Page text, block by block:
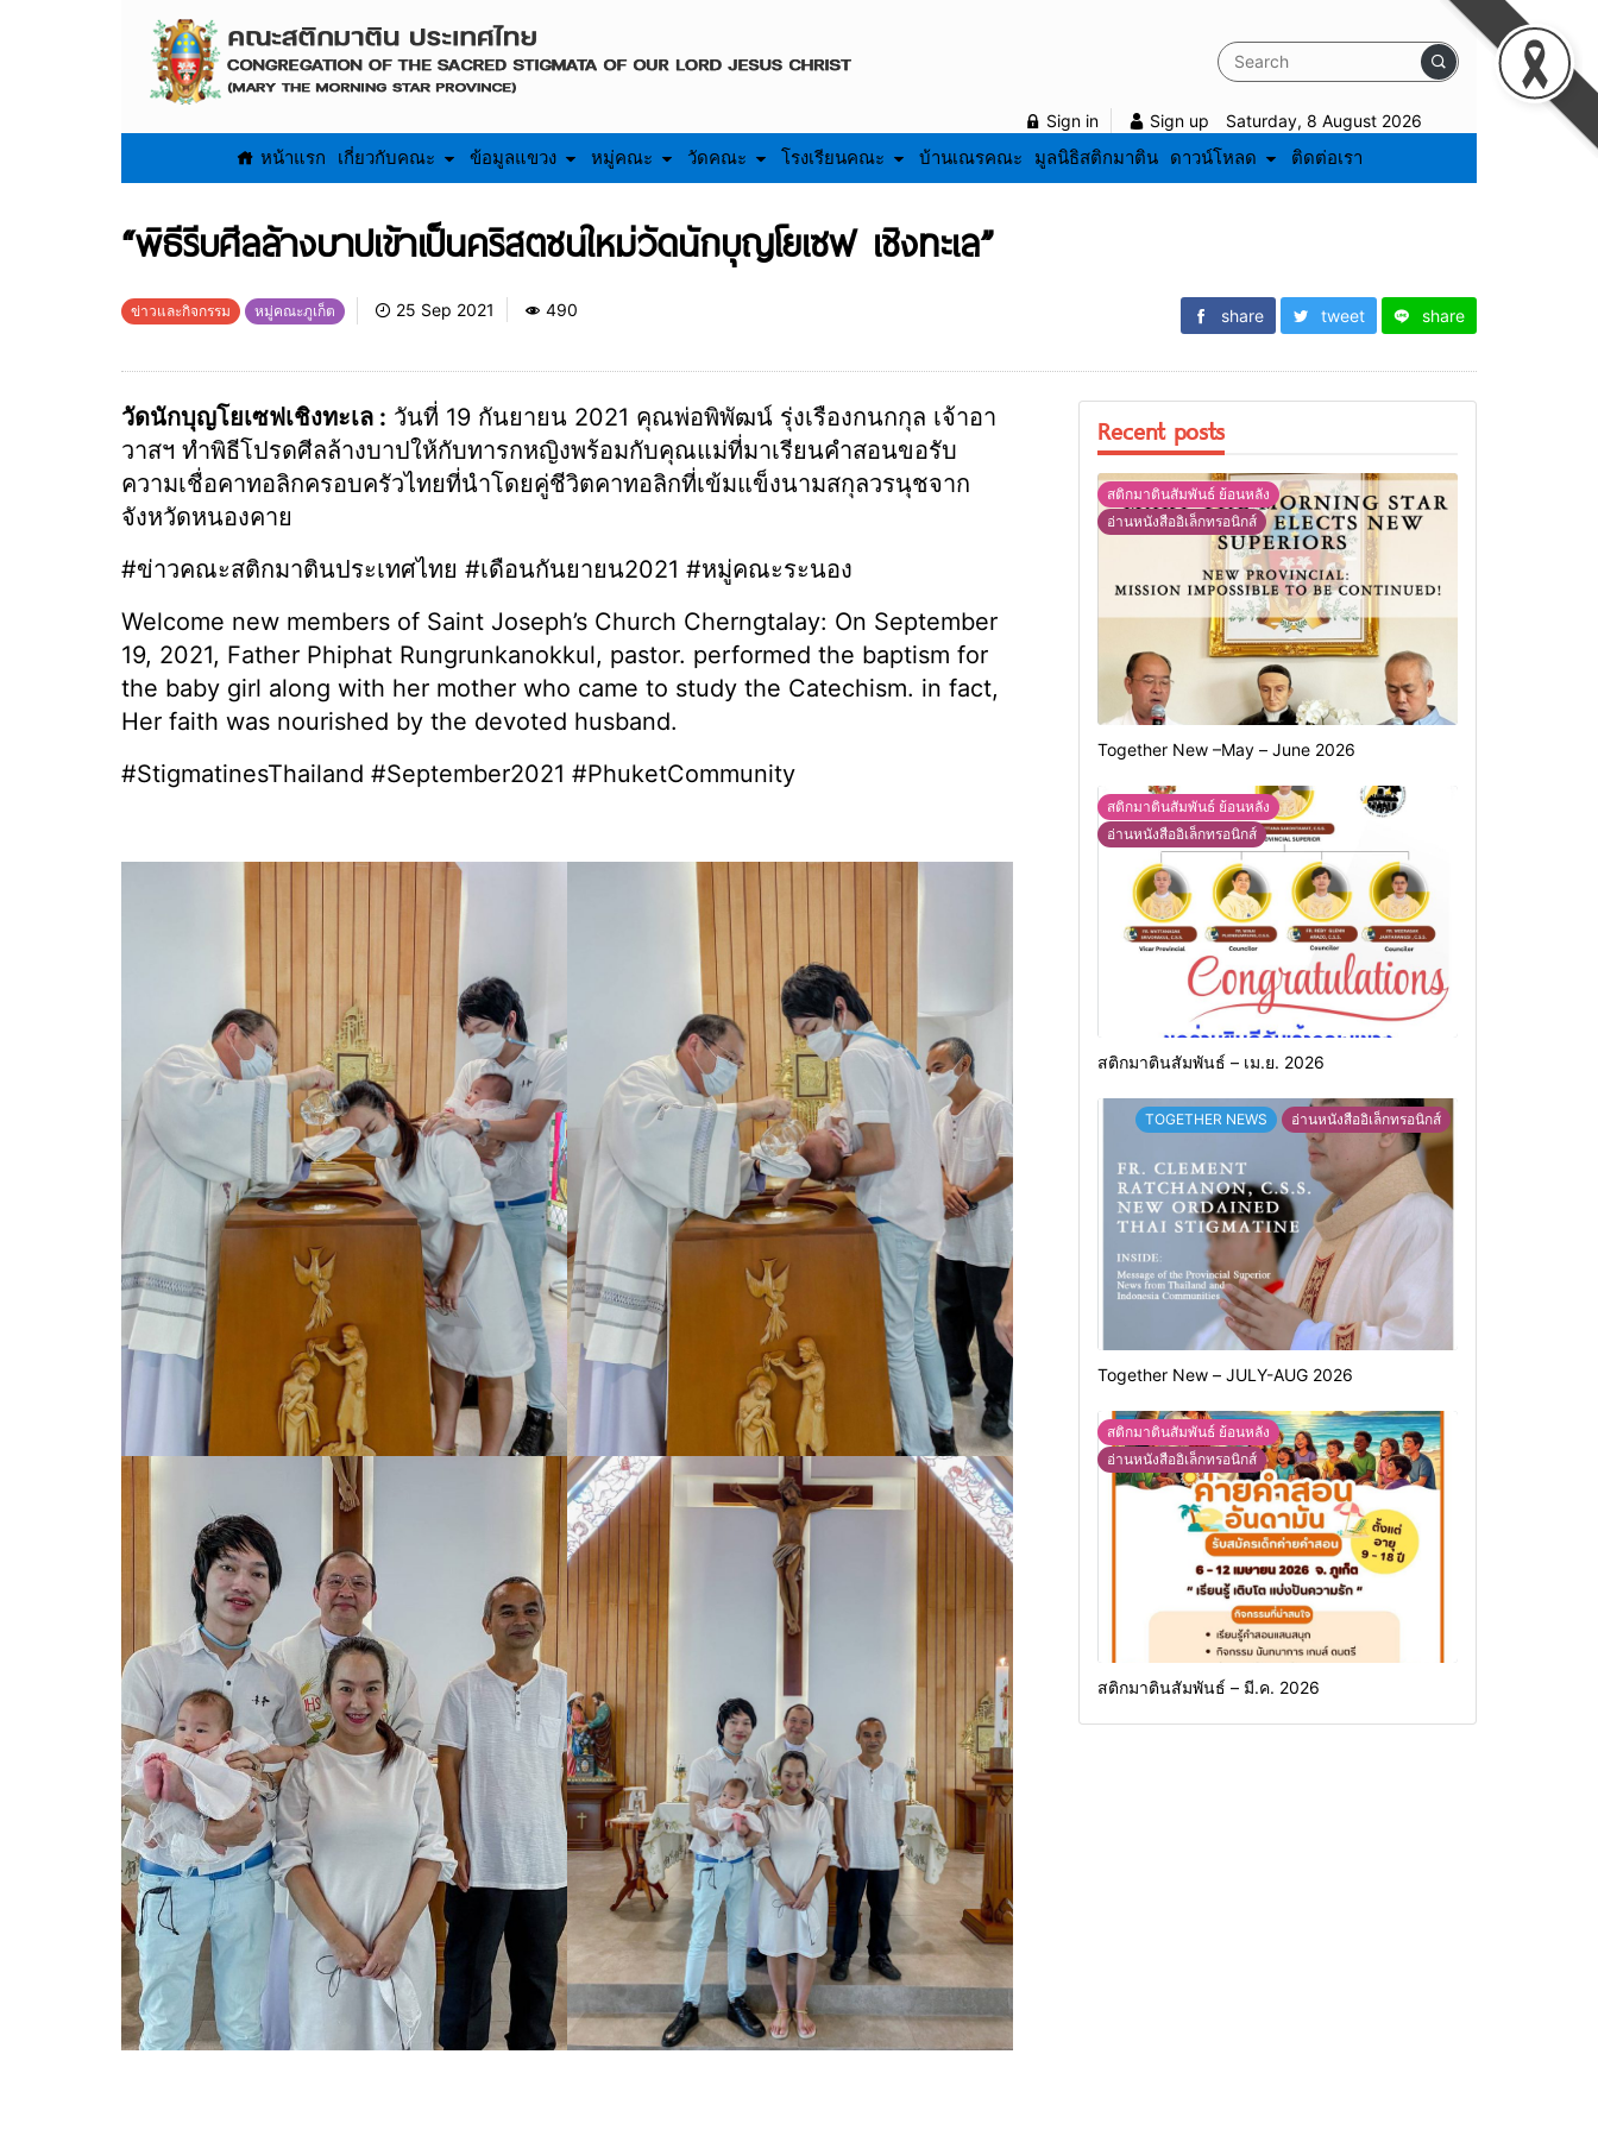
Sign in Sign up Saturday, 8 August 2026
หน้าแรก เกี่ยวกับคณะ ข้อมูลแขวง หมู่คณะ วัดคณะ โรงเรียนคณะ บ้านเณรคณะ มูลนิธิสติกมาติน ดาวน์โหลด ติดต่อเรา
“พิธีรีบศีลล้างบาปเข้าเป็นคริสตชนใหม่วัดนักบุญ​โยเซฟ เชิงทะเล”
ข่าวและกิจกรรม หมู่คณะภูเก็ต 25 Sep 2021 490 share tweet share
วัดนักบุญโยเซฟเชิงทะเล : วันที่ 19 กันยายน 2021 คุณพ่อพิพัฒน์ รุ่งเรืองกนกกุล เจ้าอา
วาสฯ ทำพิธีโปรดศีลล้างบาปให้กับทารกหญิงพร้อมกับคุณแม่ที่มาเรียนคำสอนขอรับ
ความเชื่อคาทอลิกครอบครัวไทยที่นำโดยคู่ชีวิตคาทอลิกที่เข้มแข็งนามสกุล​วรนุชจาก
จังหวัดหนองคาย
#ข่าวคณะสติกมาตินประเทศไทย #เดือนกันยายน2021 #หมู่คณะระนอง
Welcome new members of Saint Joseph’s Church Cherngtalay: On September
19, 2021, Father Phiphat Rungrunkanokkul, pastor. performed the baptism for
the baby girl along with her mother who came to study the Catechism. in fact,
Her faith was nourished by the devoted husband.
#StigmatinesThailand #September2021 #PhuketCommunity
Recent posts
สติกมาตินสัมพันธ์ ย้อนหลัง
อ่านหนังสืออิเล็กทรอนิกส์
Together New –May – June 2026
สติกมาตินสัมพันธ์ ย้อนหลัง
อ่านหนังสืออิเล็กทรอนิกส์
สติกมาตินสัมพันธ์ – เม.ย. 2026
TOGETHER NEWS อ่านหนังสืออิเล็กทรอนิกส์
Together New – JULY-AUG 2026
สติกมาตินสัมพันธ์ ย้อนหลัง
อ่านหนังสืออิเล็กทรอนิกส์
สติกมาตินสัมพันธ์ – มี.ค. 2026